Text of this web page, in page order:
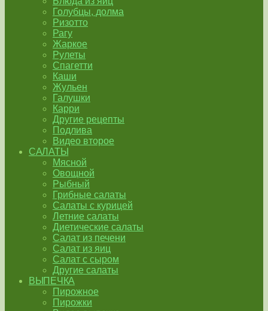
Голубцы, долма
Ризотто
Рагу
Жаркое
Рулеты
Спагетти
Каши
Жульен
Галушки
Карри
Другие рецепты
Подлива
Видео второе
САЛАТЫ
Мясной
Овощной
Рыбный
Грибные салаты
Салаты с курицей
Летние салаты
Диетические салаты
Салат из печени
Салат из яиц
Салат с сыром
Другие салаты
ВЫПЕЧКА
Пирожное
Пирожки